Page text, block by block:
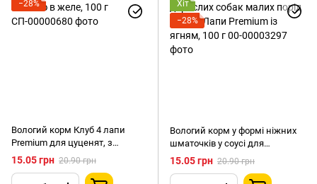
−28%
Вологий корм Клуб 4 лапи
Premium для цуценят, з
качкою в желе, 100 г
15.05 грн 20.90 грн
Хіт
−28%
Вологий корм у формі ніжних
шматочків у соусі для
дорослих собак малих порід
Клуб 4 Лапи Premium із ягням,
15.05 грн 20.90 грн